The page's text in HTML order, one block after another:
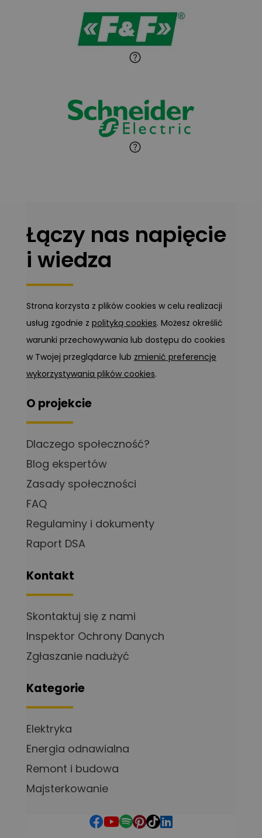
Łączy nas napięcie
i wiedza
Strona korzysta z plików cookies w celu realizacji
usług zgodnie z polityką cookies. Możesz określić
warunki przechowywania lub dostępu do cookies
w Twojej przeglądarce lub zmienić preferencje
wykorzystywania plików cookies.
O projekcie
Dlaczego społeczność?
Blog ekspertów
Zasady społeczności
FAQ
Regulaminy i dokumenty
Raport DSA
Kontakt
Skontaktuj się z nami
Inspektor Ochrony Danych
Zgłaszanie nadużyć
Kategorie
Elektryka
Energia odnawialna
Remont i budowa
Majsterkowanie